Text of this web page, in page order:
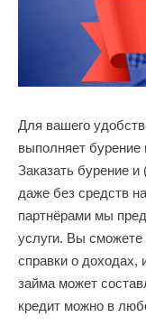
Для вашего
выполняет бурение
Заказать бурение
даже без средств
партнёрами мы
услуги. Вы сможете
справки о доходах,
займа может
кредит можно в